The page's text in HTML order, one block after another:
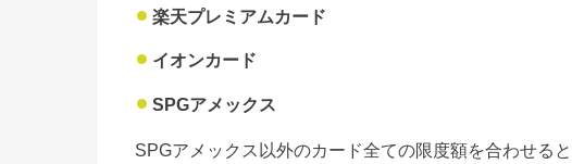
楽天プレミアムカード
イオンカード
SPGアメックス
SPGアメックス以外のカード全ての限度額を合わせる